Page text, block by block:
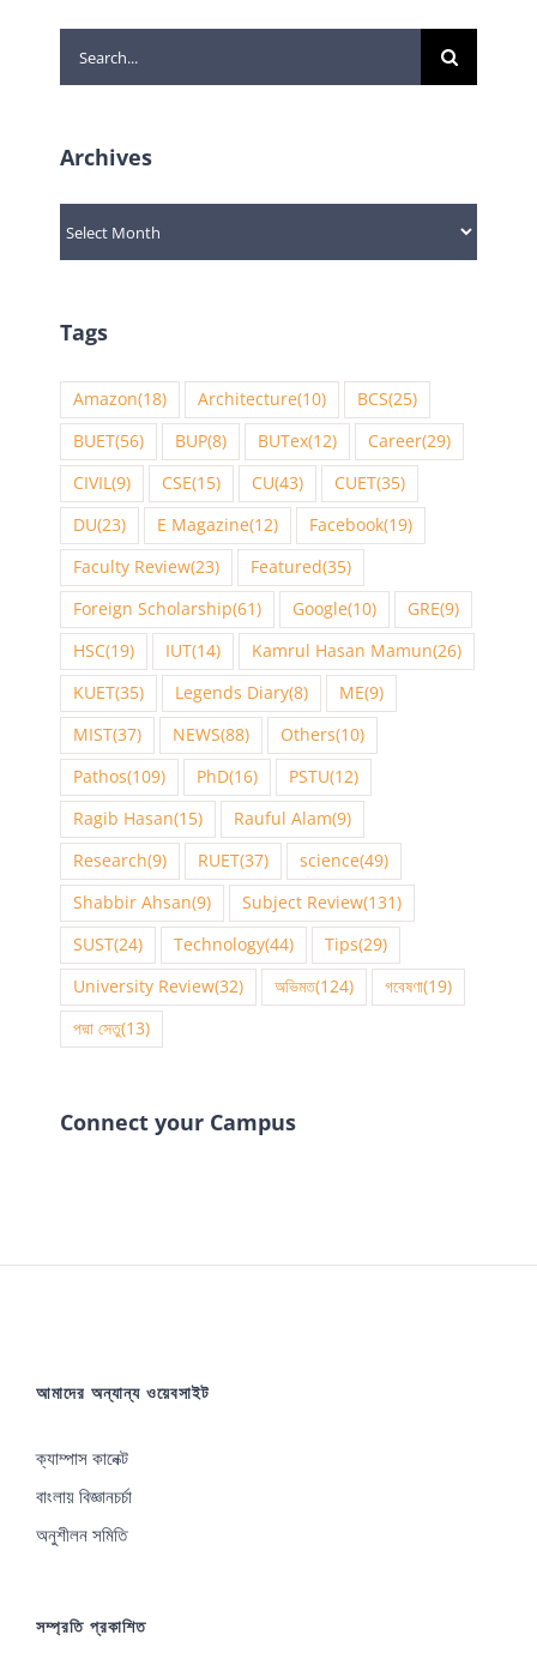
Search
for:
Archives
Archives
Tags
Amazon(18) Architecture(10) BCS(25)
BUET(56) BUP(8) BUTex(12) Career(29)
CIVIL(9) CSE(15) CU(43) CUET(35)
DU(23) E Magazine(12) Facebook(19)
Faculty Review(23) Featured(35)
Foreign Scholarship(61) Google(10) GRE(9)
HSC(19) IUT(14) Kamrul Hasan Mamun(26)
KUET(35) Legends Diary(8) ME(9)
MIST(37) NEWS(88) Others(10)
Pathos(109) PhD(16) PSTU(12)
Ragib Hasan(15) Rauful Alam(9)
Research(9) RUET(37) science(49)
Shabbir Ahsan(9) Subject Review(131)
SUST(24) Technology(44) Tips(29)
University Review(32) অভিমত(124) গবেষণা(19)
পদ্মা সেতু(13)
Connect your Campus
আমাদের অন্যান্য ওয়েবসাইট
ক্যাম্পাস কানেক্ট
বাংলায় বিজ্ঞানচর্চা
অনুশীলন সমিতি
সম্প্রতি প্রকাশিত